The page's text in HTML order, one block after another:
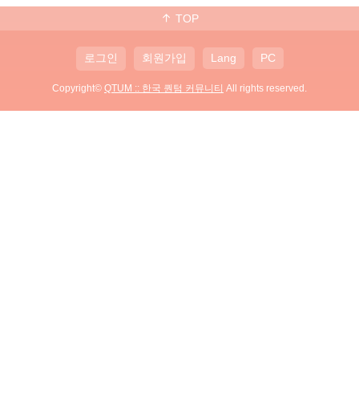
TOP
로그인 회원가입 Lang PC
Copyright© QTUM :: 한국 퀀텀 커뮤니티 All rights reserved.